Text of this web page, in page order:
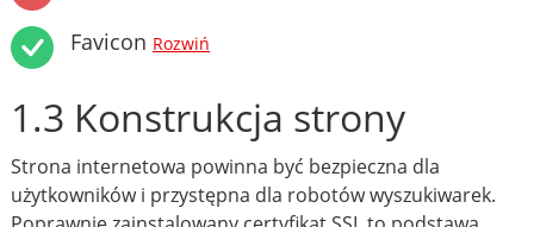
Favicon Rozwiń
1.3 Konstrukcja strony
Strona internetowa powinna być bezpieczna dla
użytkowników i przystępna dla robotów wyszukiwarek.